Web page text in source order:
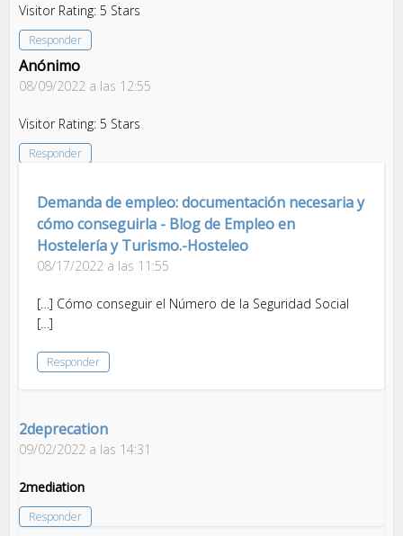
Visitor Rating: 5 Stars
Responder
Anónimo
08/09/2022 a las 12:55
Visitor Rating: 5 Stars
Responder
Demanda de empleo: documentación necesaria y
cómo conseguirla - Blog de Empleo en
Hostelería y Turismo.-Hosteleo
08/17/2022 a las 11:55
[…] Cómo conseguir el Número de la Seguridad Social
[…]
Responder
2deprecation
09/02/2022 a las 14:31
2mediation
Responder